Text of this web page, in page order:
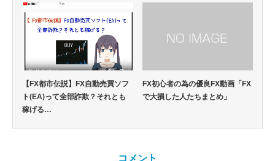
【FX都市伝説】FX自動売買ソフ
ト(EA)って全部詐欺？それとも
稼げる…
FX初心者の為の優良FX動画「FX
で大損した人たちまとめ」
コメント